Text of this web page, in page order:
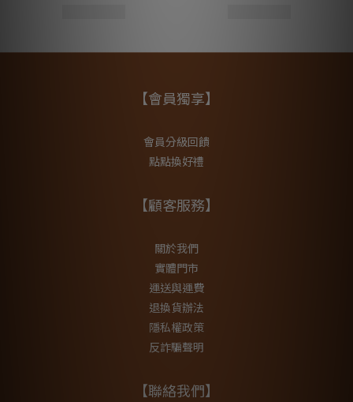
【會員獨享】
會員分級回饋
點點換好禮
【顧客服務】
關於我們
實體門市
運送與運費
退換貨辦法
隱私權政策
反詐騙聲明
【聯絡我們】